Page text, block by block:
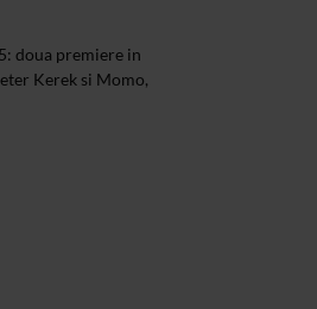
doua premiere in
Kerek si Momo,